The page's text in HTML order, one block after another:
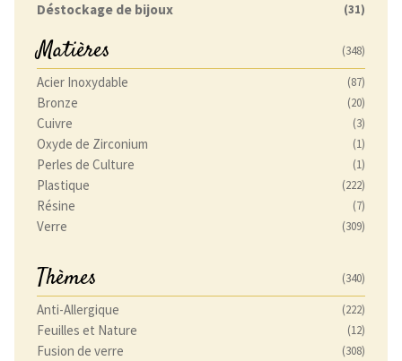
Déstockage de bijoux (31)
Matières (348)
Acier Inoxydable (87)
Bronze (20)
Cuivre (3)
Oxyde de Zirconium (1)
Perles de Culture (1)
Plastique (222)
Résine (7)
Verre (309)
Thèmes (340)
Anti-Allergique (222)
Feuilles et Nature (12)
Fusion de verre (308)